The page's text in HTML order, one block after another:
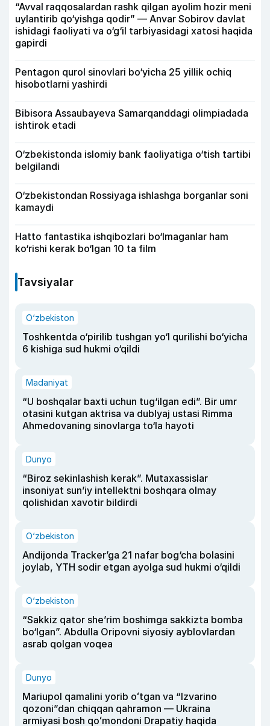
“Avval raqqosalardan rashk qilgan ayolim hozir meni
uylantirib qo‘yishga qodir” — Anvar Sobirov davlat
ishidagi faoliyati va o‘g‘il tarbiyasidagi xatosi haqida
gapirdi
Pentagon qurol sinovlari bo‘yicha 25 yillik ochiq
hisobotlarni yashirdi
Bibisora Assaubayeva Samarqanddagi olimpiadada
ishtirok etadi
O‘zbekistonda islomiy bank faoliyatiga o‘tish tartibi
belgilandi
O‘zbekistondan Rossiyaga ishlashga borganlar soni
kamaydi
Hatto fantastika ishqibozlari bo‘lmaganlar ham
ko‘rishi kerak bo‘lgan 10 ta film
Tavsiyalar
O‘zbekiston
Toshkentda o‘pirilib tushgan yo‘l qurilishi bo‘yicha
6 kishiga sud hukmi o‘qildi
Madaniyat
“U boshqalar baxti uchun tug‘ilgan edi”. Bir umr
otasini kutgan aktrisa va dublyaj ustasi Rimma
Ahmedovaning sinovlarga to‘la hayoti
Dunyo
“Biroz sekinlashish kerak”. Mutaxassislar
insoniyat sun’iy intellektni boshqara olmay
qolishidan xavotir bildirdi
O‘zbekiston
Andijonda Tracker’ga 21 nafar bog‘cha bolasini
joylab, YTH sodir etgan ayolga sud hukmi o‘qildi
O‘zbekiston
“Sakkiz qator she’rim boshimga sakkizta bomba
bo‘lgan”. Abdulla Oripovni siyosiy ayblovlardan
asrab qolgan voqea
Dunyo
Mariupol qamalini yorib oʻtgan va “Izvarino
qozoni”dan chiqqan qahramon — Ukraina
armiyasi bosh qoʻmondoni Drapatiy haqida